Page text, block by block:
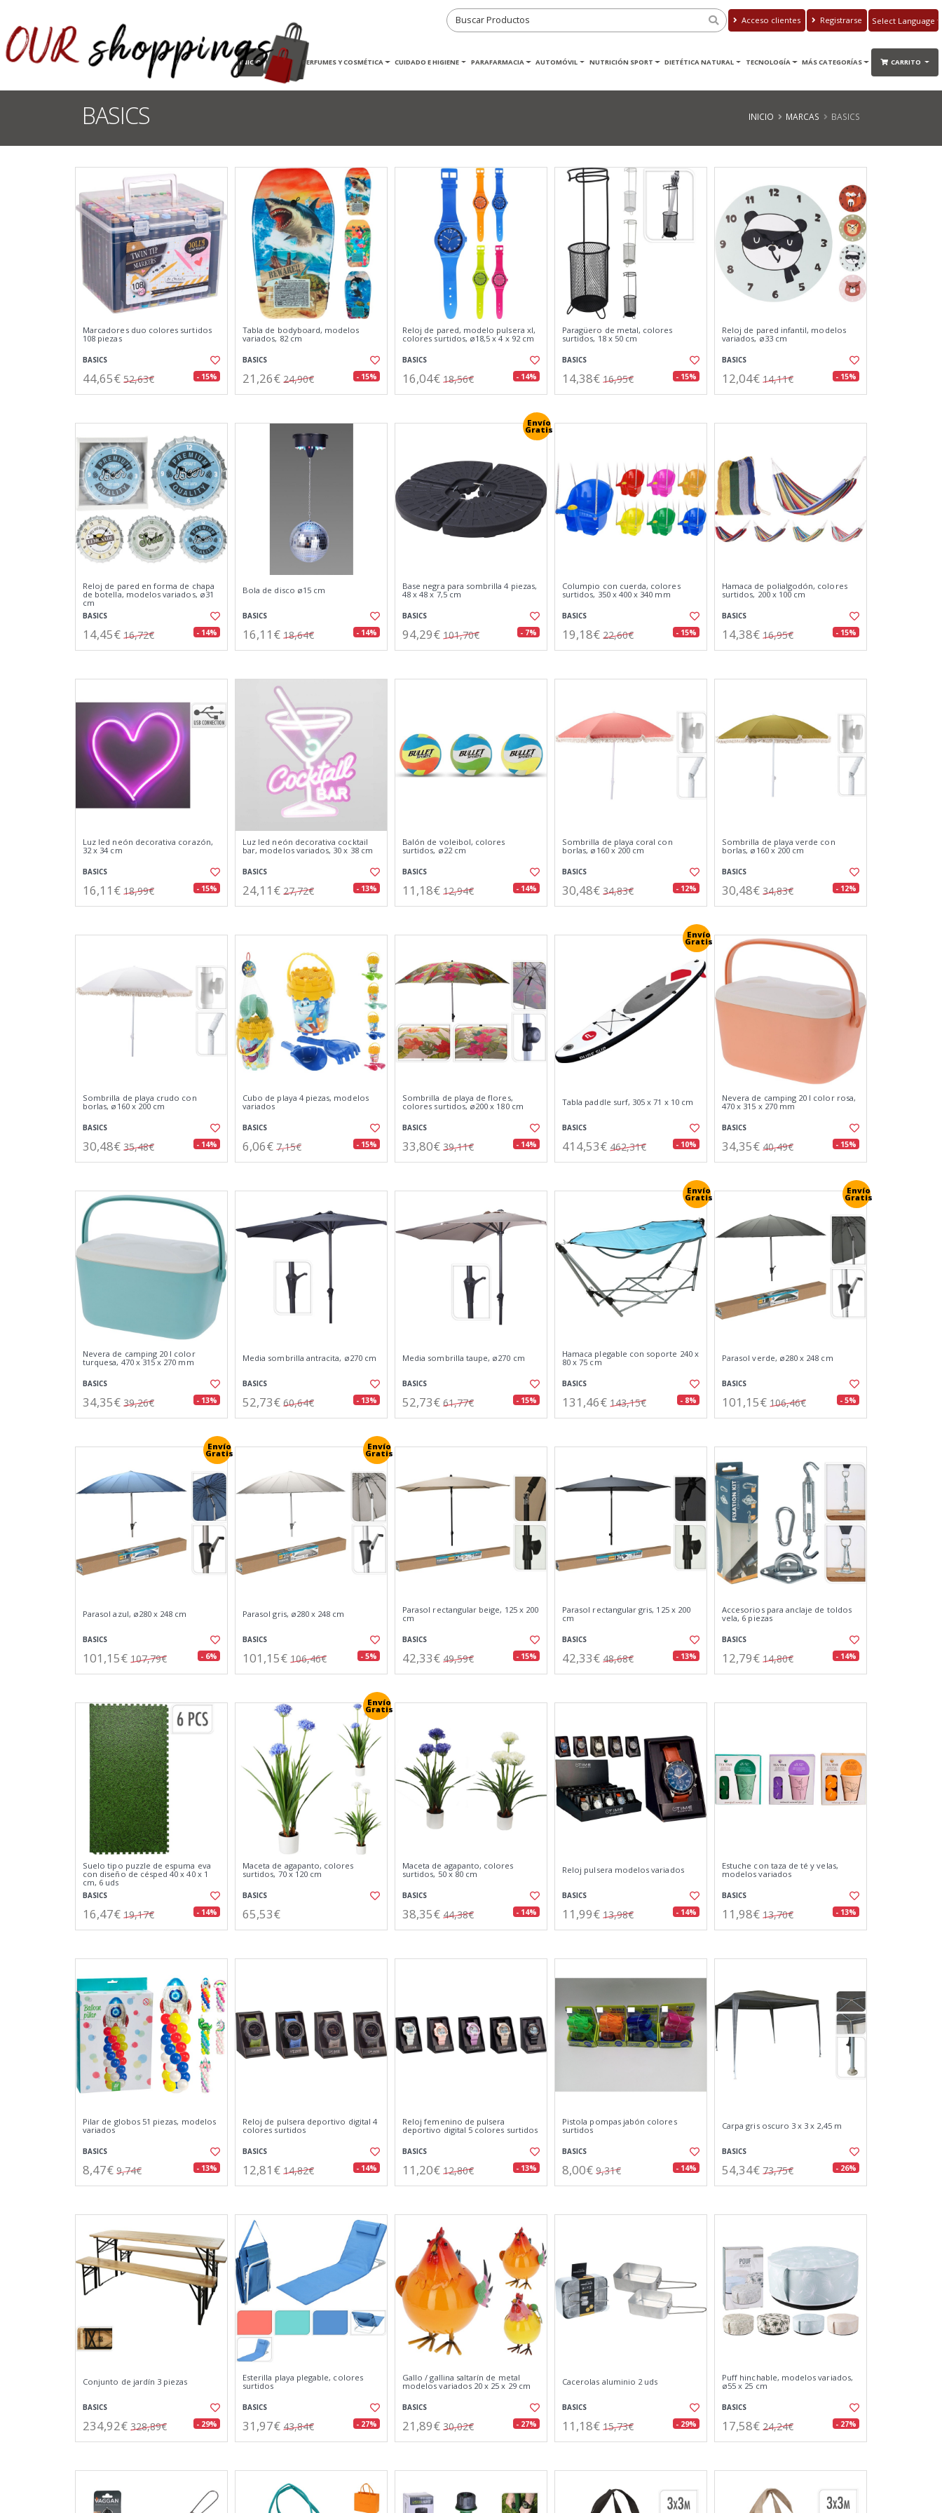
Acceso clientes Registrarse
Translate
INICIO HOGAR PERFUMES Y COSMÉTICA CUIDADO E HIGIENE PARAFARMACIA AUTOMÓVIL NUTRICIÓN SPORT DIETÉTICA NATURAL TECNOLOGÍA MÁS CATEGORÍAS CARRITO
BASICS INICIO MARCAS BASICS
Marcadores duo colores surtidos
108 piezas
BASICS
44,65€ 52,63€ - 15%
Tabla de bodyboard, modelos
variados, 82 cm
BASICS
21,26€ 24,90€ - 15%
Reloj de pared, modelo pulsera xl,
colores surtidos, ø18,5 x 4 x 92 cm
BASICS
16,04€ 18,56€ - 14%
Paragüero de metal, colores
surtidos, 18 x 50 cm
BASICS
14,38€ 16,95€ - 15%
Reloj de pared infantil, modelos
variados, ø33 cm
BASICS
12,04€ 14,11€ - 15%
Reloj de pared en forma de chapa
de botella, modelos variados, ø31
cm
BASICS
14,45€ 16,72€ - 14%
Bola de disco ø15 cm
BASICS
16,11€ 18,64€ - 14%
Envío
Gratis
Base negra para sombrilla 4 piezas,
48 x 48 x 7,5 cm
BASICS
94,29€ 101,70€ - 7%
Columpio con cuerda, colores
surtidos, 350 x 400 x 340 mm
BASICS
19,18€ 22,60€ - 15%
Hamaca de polialgodón, colores
surtidos, 200 x 100 cm
BASICS
14,38€ 16,95€ - 15%
Luz led neón decorativa corazón,
32 x 34 cm
BASICS
16,11€ 18,99€ - 15%
Luz led neón decorativa cocktail
bar, modelos variados, 30 x 38 cm
BASICS
24,11€ 27,72€ - 13%
Balón de voleibol, colores
surtidos, ø22 cm
BASICS
11,18€ 12,94€ - 14%
Sombrilla de playa coral con
borlas, ø160 x 200 cm
BASICS
30,48€ 34,83€ - 12%
Sombrilla de playa verde con
borlas, ø160 x 200 cm
BASICS
30,48€ 34,83€ - 12%
Sombrilla de playa crudo con
borlas, ø160 x 200 cm
BASICS
30,48€ 35,48€ - 14%
Cubo de playa 4 piezas, modelos
variados
BASICS
6,06€ 7,15€ - 15%
Sombrilla de playa de flores,
colores surtidos, ø200 x 180 cm
BASICS
33,80€ 39,11€ - 14%
Envío
Gratis
Tabla paddle surf, 305 x 71 x 10 cm
BASICS
414,53€ 462,31€ - 10%
Nevera de camping 20 l color rosa,
470 x 315 x 270 mm
BASICS
34,35€ 40,49€ - 15%
Nevera de camping 20 l color
turquesa, 470 x 315 x 270 mm
BASICS
34,35€ 39,26€ - 13%
Media sombrilla antracita, ø270 cm
BASICS
52,73€ 60,64€ - 13%
Media sombrilla taupe, ø270 cm
BASICS
52,73€ 61,77€ - 15%
Envío
Gratis
Hamaca plegable con soporte 240 x
80 x 75 cm
BASICS
131,46€ 143,15€ - 8%
Envío
Gratis
Parasol verde, ø280 x 248 cm
BASICS
101,15€ 106,46€ - 5%
Envío
Gratis
Parasol azul, ø280 x 248 cm
BASICS
101,15€ 107,79€ - 6%
Envío
Gratis
Parasol gris, ø280 x 248 cm
BASICS
101,15€ 106,46€ - 5%
Parasol rectangular beige, 125 x 200
cm
BASICS
42,33€ 49,59€ - 15%
Parasol rectangular gris, 125 x 200
cm
BASICS
42,33€ 48,68€ - 13%
Accesorios para anclaje de toldos
vela, 6 piezas
BASICS
12,79€ 14,80€ - 14%
Suelo tipo puzzle de espuma eva
con diseño de césped 40 x 40 x 1
cm, 6 uds
BASICS
16,47€ 19,17€ - 14%
Envío
Gratis
Maceta de agapanto, colores
surtidos, 70 x 120 cm
BASICS
65,53€
Maceta de agapanto, colores
surtidos, 50 x 80 cm
BASICS
38,35€ 44,38€ - 14%
Reloj pulsera modelos variados
BASICS
11,99€ 13,98€ - 14%
Estuche con taza de té y velas,
modelos variados
BASICS
11,98€ 13,70€ - 13%
Pilar de globos 51 piezas, modelos
variados
BASICS
8,47€ 9,74€ - 13%
Reloj de pulsera deportivo digital 4
colores surtidos
BASICS
12,81€ 14,82€ - 14%
Reloj femenino de pulsera
deportivo digital 5 colores surtidos
BASICS
11,20€ 12,80€ - 13%
Pistola pompas jabón colores
surtidos
BASICS
8,00€ 9,31€ - 14%
Carpa gris oscuro 3 x 3 x 2,45 m
BASICS
54,34€ 73,75€ - 26%
Conjunto de jardín 3 piezas
BASICS
234,92€ 328,89€ - 29%
Esterilla playa plegable, colores
surtidos
BASICS
31,97€ 43,84€ - 27%
Gallo / gallina saltarín de metal
modelos variados 20 x 25 x 29 cm
BASICS
21,89€ 30,02€ - 27%
Cacerolas aluminio 2 uds
BASICS
11,18€ 15,73€ - 29%
Puff hinchable, modelos variados,
ø55 x 25 cm
BASICS
17,58€ 24,24€ - 27%